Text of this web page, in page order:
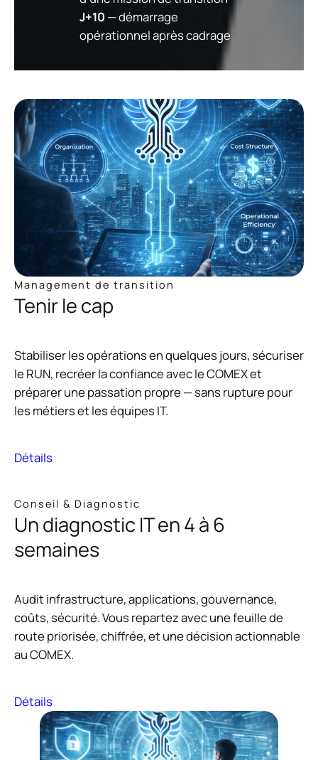
J+10 — démarrage
opérationnel après cadrage
Management de transition
Tenir le cap
Stabiliser les opérations en quelques jours, sécuriser
le RUN, recréer la confiance avec le COMEX et
préparer une passation propre — sans rupture pour
les métiers et les équipes IT.
Détails
Conseil & Diagnostic
Un diagnostic IT en 4 à 6
semaines
Audit infrastructure, applications, gouvernance,
coûts, sécurité. Vous repartez avec une feuille de
route priorisée, chiffrée, et une décision actionnable
au COMEX.
Détails